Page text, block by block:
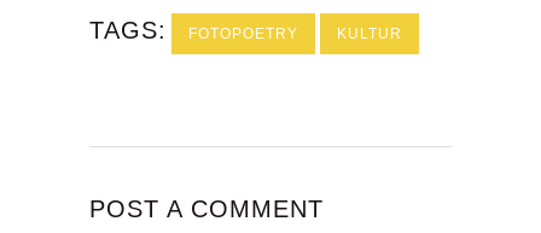
TAGS: FOTOPOETRY KULTUR
POST A COMMENT